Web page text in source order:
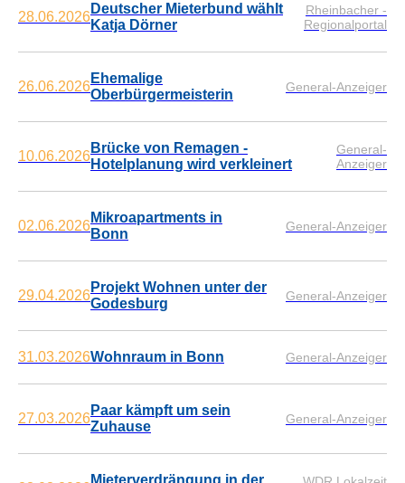
28.06.2026
Deutscher Mieterbund wählt
Katja Dörner
Rheinbacher -
Regionalportal
26.06.2026
Ehemalige
Oberbürgermeisterin
General-Anzeiger
10.06.2026
Brücke von Remagen -
Hotelplanung wird verkleinert
General-
Anzeiger
02.06.2026
Mikroapartments in
Bonn
General-Anzeiger
29.04.2026
Projekt Wohnen unter der
Godesburg
General-Anzeiger
31.03.2026Wohnraum in Bonn General-Anzeiger
27.03.2026
Paar kämpft um sein
Zuhause
General-Anzeiger
Mieterverdrängung in der